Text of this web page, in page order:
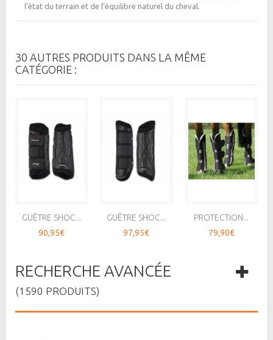
l'état du terrain et de l'équilibre naturel du cheval.
30 AUTRES PRODUITS DANS LA MÊME
CATÉGORIE :
GUÊTRE SHOC...
90,95€
GUÊTRE SHOC...
97,95€
PROTECTION...
79,90€
RECHERCHE AVANCÉE
(1590 PRODUITS)